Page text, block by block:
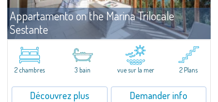
Appartamento on the Marina Trilocale
Sestante
Porto Cervo Louer
Exclusive seafront apartment on two levels, in the heart of Porto Cervo
Marina.Located within Il Sestante, a prestigious residential complex set in a
beautifully maintained communal park, this property epresents a true...
2 chambres 3 bain vue sur la mer 2 Plans
Découvrez plus Demander info